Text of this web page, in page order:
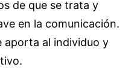
de que se trata y
en la comunicación.
aporta al individuo y